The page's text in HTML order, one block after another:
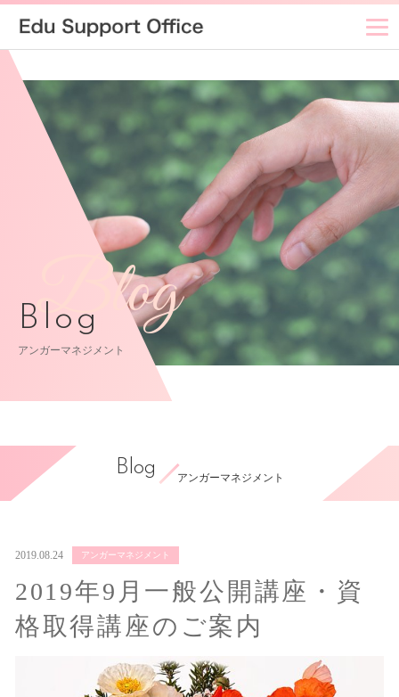
Blog
Blog
アンガーマネジメント
Blog
アンガーマネジメント
2019.08.24 アンガーマネジメント
2019年9月一般公開講座・資
格取得講座のご案内